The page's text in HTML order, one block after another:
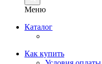
Меню
Каталог
Как купить